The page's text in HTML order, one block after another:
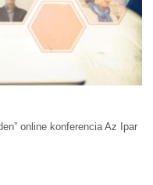
online konferencia Az Ipar